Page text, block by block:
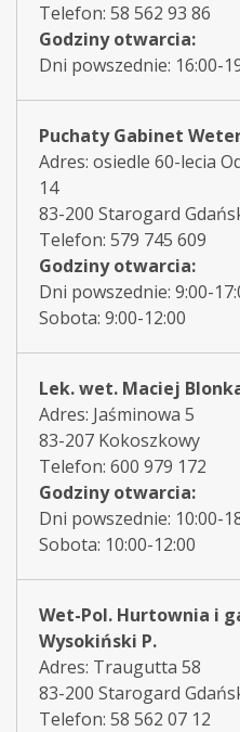
Telefon: 58 562 93 86
Godziny otwarcia:
Dni powszednie: 16:00-
Puchaty Gabinet
Adres: osiedle 60-lecia
14
83-200 Starogard
Telefon: 579 745 609
Godziny otwarcia:
Dni powszednie: 9:00-
Sobota: 9:00-12:00
Lek. wet. Maciej
Adres: Jaśminowa 5
83-207 Kokoszkowy
Telefon: 600 979 172
Godziny otwarcia:
Dni powszednie: 10:00-
Sobota: 10:00-12:00
Wet-Pol. Hurtownia i
Wysokiński P.
Adres: Traugutta 58
83-200 Starogard
Telefon: 58 562 07 12